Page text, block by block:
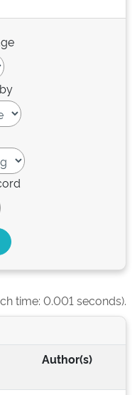
time: 0.001 seconds).
Author(s)